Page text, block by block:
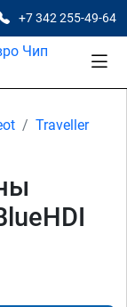
+7 342 255-49-64
Traveller